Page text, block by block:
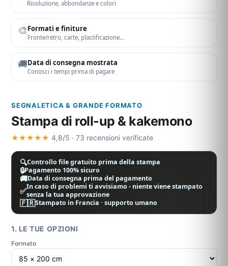
Risoluzione, abbondanze e colori
🎨Formati e finiture
Fronte/retro, carte, plastificazione…
🚚Data di consegna mostrata
Conosci i tempi prima di pagare
SEGNALETICA & GRANDE FORMATO
Stampa di roll-up & kakemono
★★★★★ 4,8/5 · 73 recensioni verificate
🔍Controllo file gratuito prima della stampa
🔒Pagamento 100% sicuro
🚚Data di consegna prima del pagamento
✅In caso di problemi ti avvisiamo - niente viene stampato
senza la tua approvazione
🇫🇷Stampato in Francia · supporto umano
1. LE TUE OPZIONI
Formato